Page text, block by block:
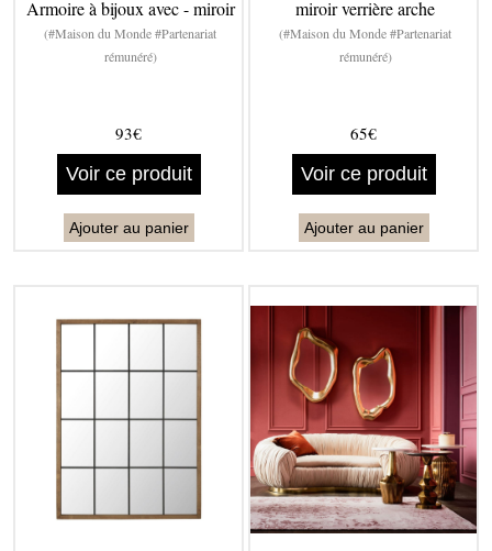
Armoire à bijoux avec - miroir
(#Maison du Monde #Partenariat
rémunéré)
93€
Voir ce produit
Ajouter au panier
miroir verrière arche
(#Maison du Monde #Partenariat
rémunéré)
65€
Voir ce produit
Ajouter au panier